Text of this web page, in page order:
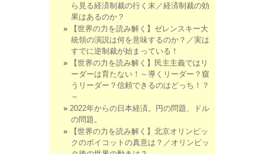
ら見る経済制裁の行く末／経済制裁の効
果はあるのか？
【世界の力を読み解く】ゼレンスキー大
統領の演説は何を意味するのか？／実は
すでに逆制裁が始まっている！
【世界の力を読み解く】民主主義ではリ
ーダーは育たない！～導くリーダー？窺
うリーダー？信頼できるのはどっち！？
～
2022年からの日本経済。円の問題、ドル
の問題。
【世界の力を読み解く】北京オリンピッ
クのボイコットの真意は？／オリンピッ